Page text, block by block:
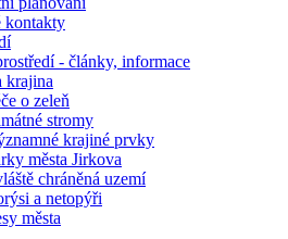
kontakty
- články, informace
krajina
o zeleň
stromy
krajiné prvky
města Jirkova
chráněná uzemí
a netopýři
města